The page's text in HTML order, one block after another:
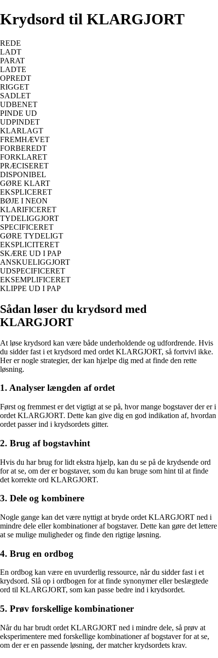
Krydsord til KLARGJORT
REDE
LADT
PARAT
LADTE
OPREDT
RIGGET
SADLET
UDBENET
PINDE UD
UDPINDET
KLARLAGT
FREMHÆVET
FORBEREDT
FORKLARET
PRÆCISERET
DISPONIBEL
GØRE KLART
EKSPLICERET
BØJE I NEON
KLARIFICERET
TYDELIGGJORT
SPECIFICERET
GØRE TYDELIGT
EKSPLICITERET
SKÆRE UD I PAP
ANSKUELIGGJORT
UDSPECIFICERET
EKSEMPLIFICERET
KLIPPE UD I PAP
Sådan løser du krydsord med
KLARGJORT
At løse krydsord kan være både underholdende og udfordrende. Hvis
du sidder fast i et krydsord med ordet KLARGJORT, så fortvivl ikke.
Her er nogle strategier, der kan hjælpe dig med at finde den rette
løsning.
1. Analyser længden af ordet
Først og fremmest er det vigtigt at se på, hvor mange bogstaver der er i
ordet KLARGJORT. Dette kan give dig en god indikation af, hvordan
ordet passer ind i krydsordets gitter.
2. Brug af bogstavhint
Hvis du har brug for lidt ekstra hjælp, kan du se på de krydsende ord
for at se, om der er bogstaver, som du kan bruge som hint til at finde
det korrekte ord KLARGJORT.
3. Dele og kombinere
Nogle gange kan det være nyttigt at bryde ordet KLARGJORT ned i
mindre dele eller kombinationer af bogstaver. Dette kan gøre det lettere
at se mulige muligheder og finde den rigtige løsning.
4. Brug en ordbog
En ordbog kan være en uvurderlig ressource, når du sidder fast i et
krydsord. Slå op i ordbogen for at finde synonymer eller beslægtede
ord til KLARGJORT, som kan passe bedre ind i krydsordet.
5. Prøv forskellige kombinationer
Når du har brudt ordet KLARGJORT ned i mindre dele, så prøv at
eksperimentere med forskellige kombinationer af bogstaver for at se,
om der er en passende løsning, der matcher krydsordets krav.